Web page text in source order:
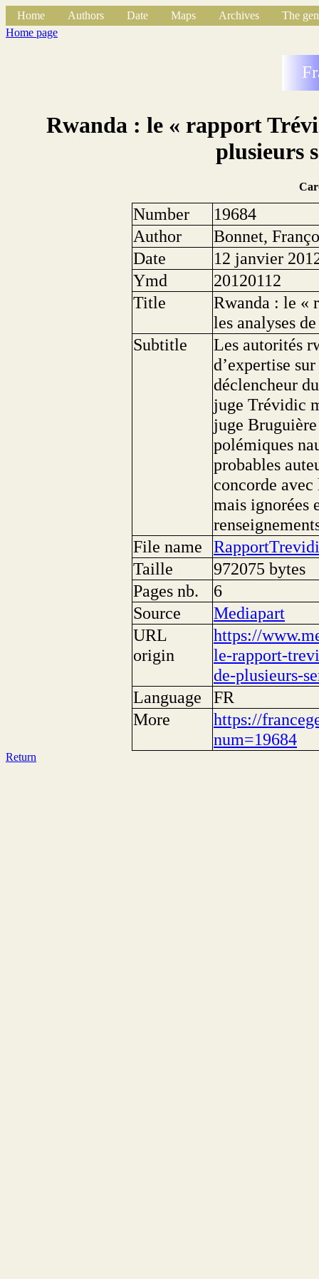
Home Authors Date Maps Archives
The
Home page
Rwanda : le « rapport
plusieurs
Number
19684
Author
Bonnet,
Date
12 janvier
Ymd
20120112
Title
Rwanda : le «
les analyses
Subtitle
Les autorités
d’expertise
déclencheur
juge Trévidic
juge
polémiques
probables
concorde avec
mais ignorées
File name
Taille
972075 bytes
Pages nb.
6
Source
Mediapart
URL
origin
https://
le-rapport-
de-plusieurs-
Language
FR
More
https://
num=19684
Return